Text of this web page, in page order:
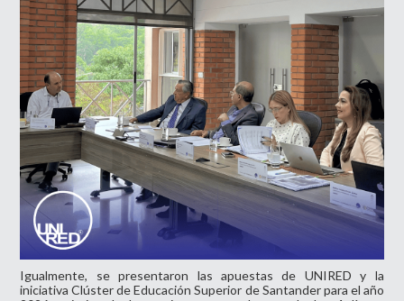
Igualmente, se presentaron las apuestas de UNIRED y la
iniciativa Clúster de Educación Superior de Santander para el año